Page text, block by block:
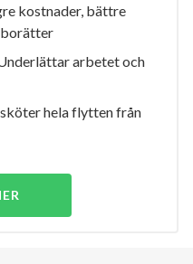
kostnader, bättre
borätter
arbetet och
hela flytten från